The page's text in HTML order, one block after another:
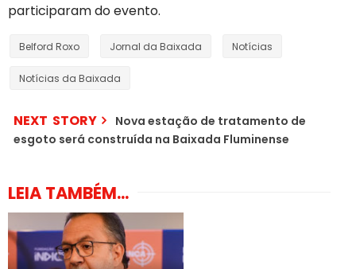
participaram do evento.
Belford Roxo Jornal da Baixada Notícias
Notícias da Baixada
NEXT STORY
Nova estação de tratamento de
esgoto será construída na Baixada Fluminense
LEIA TAMBÉM...